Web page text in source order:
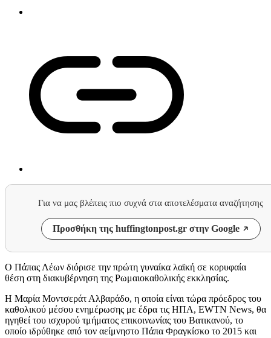
Για να μας βλέπεις πιο συχνά στα αποτελέσματα αναζήτησης
Προσθήκη της huffingtonpost.gr στην Google
Ο Πάπας Λέων διόρισε την πρώτη γυναίκα λαϊκή σε κορυφαία
θέση στη διακυβέρνηση της Ρωμαιοκαθολικής εκκλησίας.
Η Μαρία Μοντσεράτ Αλβαράδο, η οποία είναι τώρα πρόεδρος του
καθολικού μέσου ενημέρωσης με έδρα τις ΗΠΑ, EWTN News, θα
ηγηθεί του ισχυρού τμήματος επικοινωνίας του Βατικανού, το
οποίο ιδρύθηκε από τον αείμνηστο Πάπα Φραγκίσκο το 2015 και